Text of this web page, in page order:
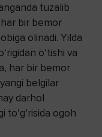
tuzalib
bir bemor
olinadi. Yilda
o‘tishi va
har bir bemor
belgilar
darhol
ogoh